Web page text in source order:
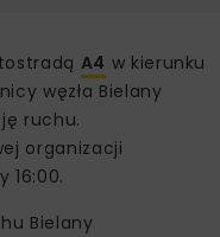
A4 w kierunku
węzła Bielany
ruchu.
organizacji
16:00.
Bielany